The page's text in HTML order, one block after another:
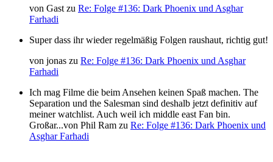
von Gast zu Re: Folge #136: Dark Phoenix und Asghar
Farhadi
Super dass ihr wieder regelmäßig Folgen raushaut, richtig gut!
von jonas zu Re: Folge #136: Dark Phoenix und Asghar
Farhadi
Ich mag Filme die beim Ansehen keinen Spaß machen. The
Separation und the Salesman sind deshalb jetzt definitiv auf
meiner watchlist. Auch weil ich middle east Fan bin.
Großar...von Phil Ram zu Re: Folge #136: Dark Phoenix und
Asghar Farhadi